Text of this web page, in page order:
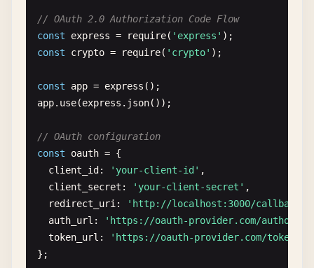
// OAuth 2.0 Authorization Code Flow
const
express = require( 'express'
const
crypto = require( 'crypto' );
const app = express
app. use(express . json());
// OAuth configuration
const
oauth = {
client_id : 'your-client-id' ,
client_secret : 'your-client-secret' ,
redirect_uri : 'http://localhost:3000/callback'
auth_url :
'https://oauth-provider.com/
token_url :
'https://oauth-provider.com/token'
};